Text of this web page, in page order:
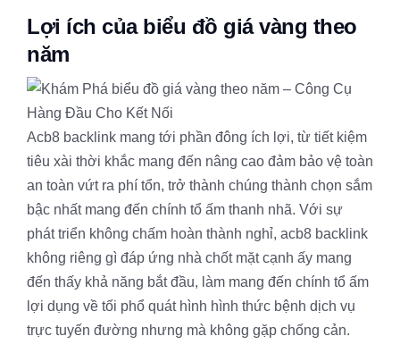
Lợi ích của biểu đồ giá vàng theo
năm
Acb8 backlink mang tới phần đông ích lợi, từ tiết kiệm
tiêu xài thời khắc mang đến nâng cao đảm bảo vệ toàn
an toàn vứt ra phí tổn, trở thành chúng thành chọn sắm
bậc nhất mang đến chính tổ ấm thanh nhã. Với sự
phát triển không chấm hoàn thành nghỉ, acb8 backlink
không riêng gì đáp ứng nhà chốt mặt cạnh ấy mang
đến thấy khả năng bắt đầu, làm mang đến chính tổ ấm
lợi dụng về tối phổ quát hình hình thức bệnh dịch vụ
trực tuyến đường nhưng mà không gặp chống cản.